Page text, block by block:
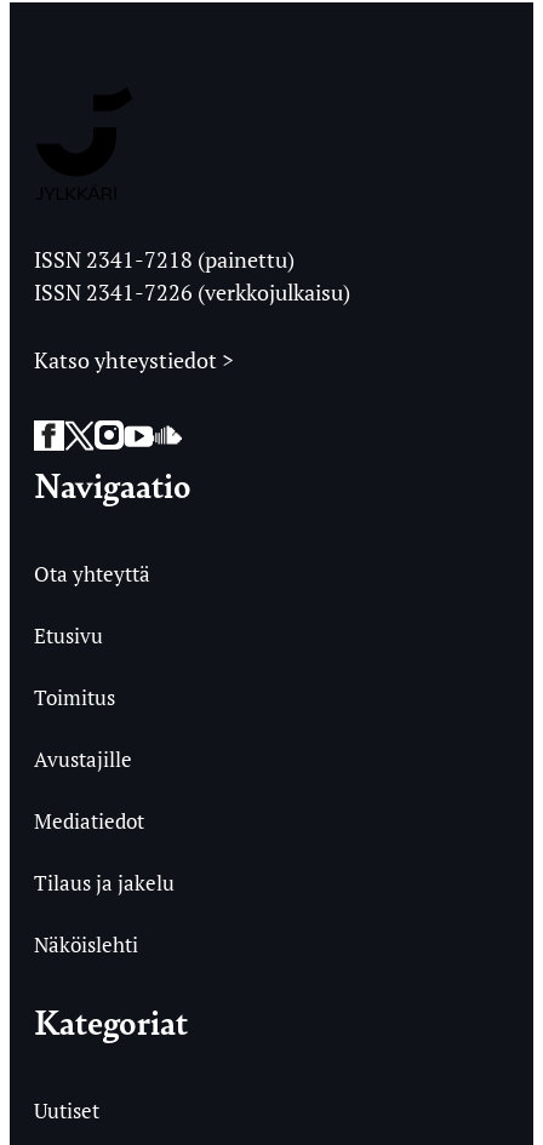
Ylioppilaslehti
ISSN 2341-7218 (painettu)
ISSN 2341-7226 (verkkojulkaisu)
Katso yhteystiedot >
Facebook
Twitter
Instagram
YouTube
SoundCloud
Navigaatio
Ota yhteyttä
Etusivu
Toimitus
Avustajille
Mediatiedot
Tilaus ja jakelu
Näköislehti
Kategoriat
Uutiset